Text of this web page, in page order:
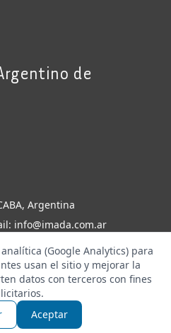
de
Argentina
info@imada.com.ar
los derechos reservados -
Powered by
(Google Analytics) para
usan el sitio y mejorar la
datos con terceros con fines
Aceptar